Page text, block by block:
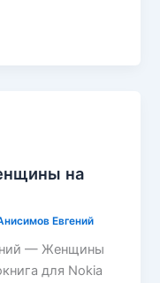
на
Евгений
— Женщины
для Nokia